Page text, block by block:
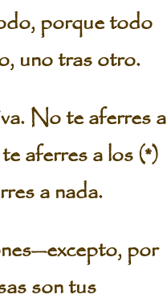
porque todo
uno tras otro.
No te aferres a
aferres a los (*)
a nada.
por
son tus